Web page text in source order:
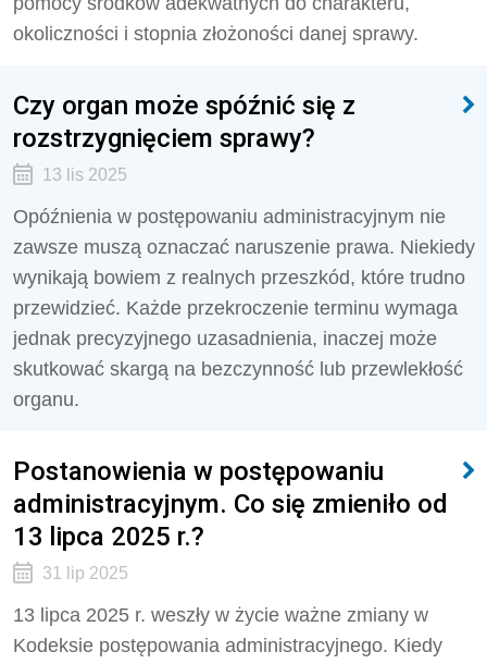
okoliczności i stopnia złożoności danej sprawy.
Czy organ może spóźnić się z
rozstrzygnięciem sprawy?
13 lis 2025
Opóźnienia w postępowaniu administracyjnym nie
zawsze muszą oznaczać naruszenie prawa. Niekiedy
wynikają bowiem z realnych przeszkód, które trudno
przewidzieć. Każde przekroczenie terminu wymaga
jednak precyzyjnego uzasadnienia, inaczej może
skutkować skargą na bezczynność lub przewlekłość
organu.
Postanowienia w postępowaniu
administracyjnym. Co się zmieniło od
13 lipca 2025 r.?
31 lip 2025
13 lipca 2025 r. weszły w życie ważne zmiany w
Kodeksie postępowania administracyjnego. Kiedy